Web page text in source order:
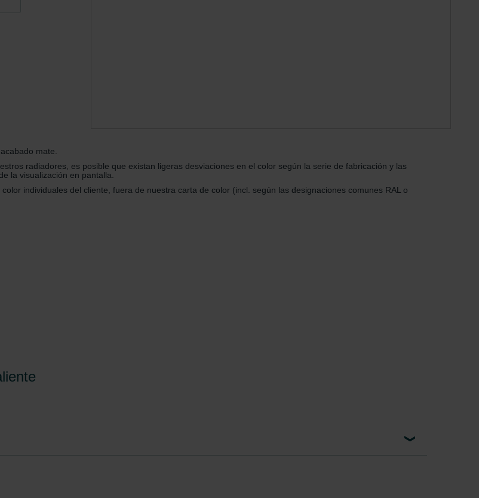
mate.
radiadores, es posible que existan ligeras desviaciones en el color según la serie de fabricación y las
la visualización en pantalla.
individuales del cliente, fuera de nuestra carta de color (incl. según las designaciones comunes RAL o